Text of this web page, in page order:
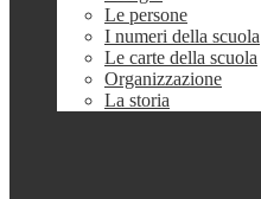
Le persone
I numeri della scuola
Le carte della scuola
Organizzazione
La storia